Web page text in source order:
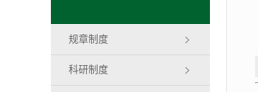
规章制度
科研制度